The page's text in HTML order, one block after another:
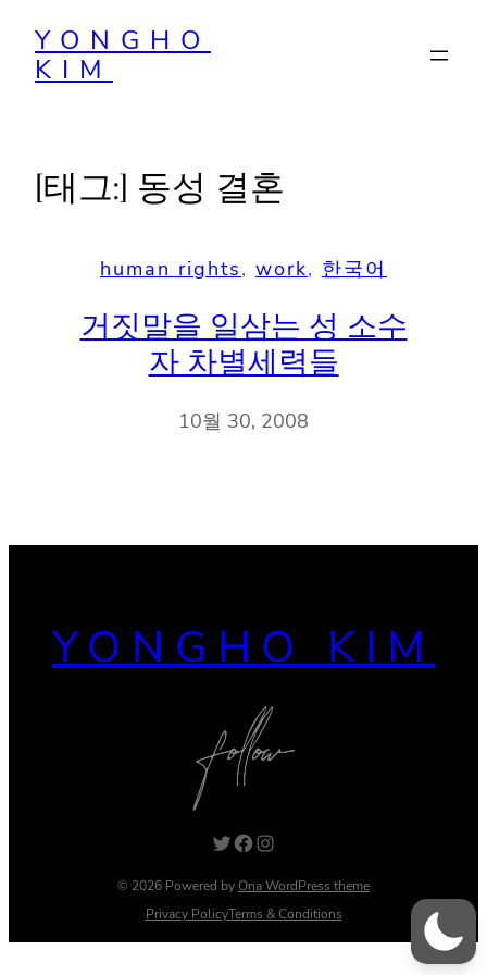
YONGHO
KIM
[태그:] 동성 결혼
human rights, work, 한국어
거짓말을 일삼는 성 소수
자 차별세력들
10월 30, 2008
YONGHO KIM
Twitter Facebook Instagram
© 2026 Powered byOna WordPress theme
Privacy PolicyTerms & Conditions